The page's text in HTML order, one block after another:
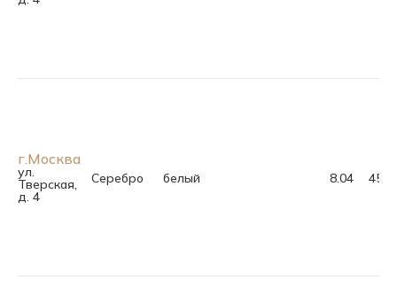
г.Москва
ул.
Тверская,
д. 4
Серебро белый 8.04 45.0